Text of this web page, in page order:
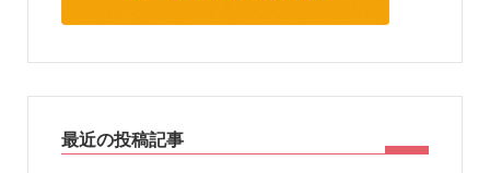
最近の投稿記事